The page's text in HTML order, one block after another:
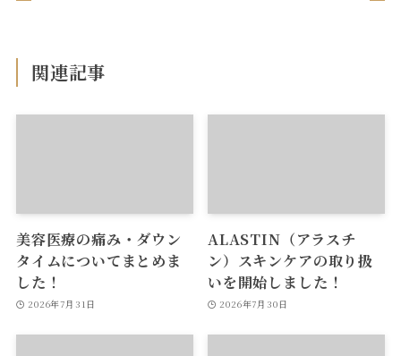
関連記事
美容医療の痛み・ダウン
タイムについてまとめま
した！
2026年7月31日
ALASTIN（アラスチ
ン）スキンケアの取り扱
いを開始しました！
2026年7月30日